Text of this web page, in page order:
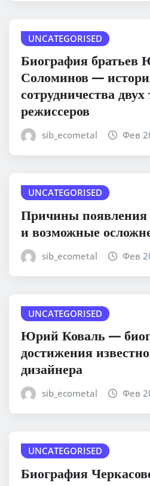
UNCATEGORISED
Биография братьев
Соломинов —
сотрудничества
режиссеров
sib_ecometal Фев
UNCATEGORISED
Причины появления
и возможные
sib_ecometal Фев
UNCATEGORISED
Юрий Коваль —
достижения
дизайнера
sib_ecometal Фев
UNCATEGORISED
Биография